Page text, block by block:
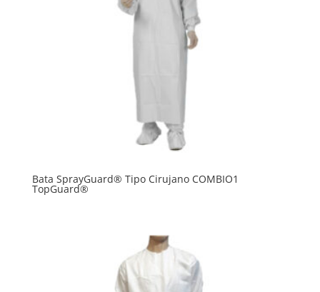
Bata SprayGuard® Tipo Cirujano COMBIO1
TopGuard®